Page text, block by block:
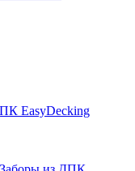
EasyDecking